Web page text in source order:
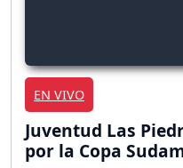
EN VIVO
Juventud Las
por la Copa